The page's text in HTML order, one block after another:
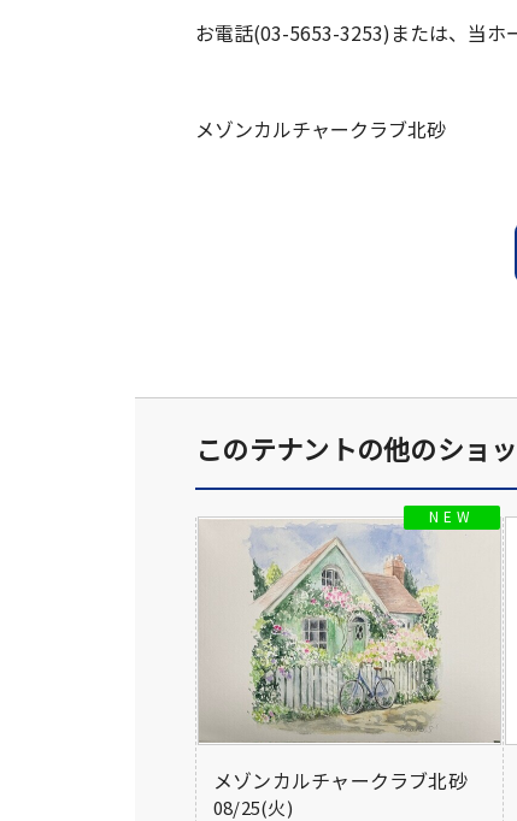
お電話(03-5653-3253)または、当ホ
メゾンカルチャークラブ北砂
このテナントの他のショ
メゾンカルチャークラブ北砂
08/25(火)